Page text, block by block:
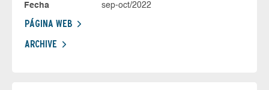
Fecha
sep-oct/2022
PÁGINA WEB
ARCHIVE